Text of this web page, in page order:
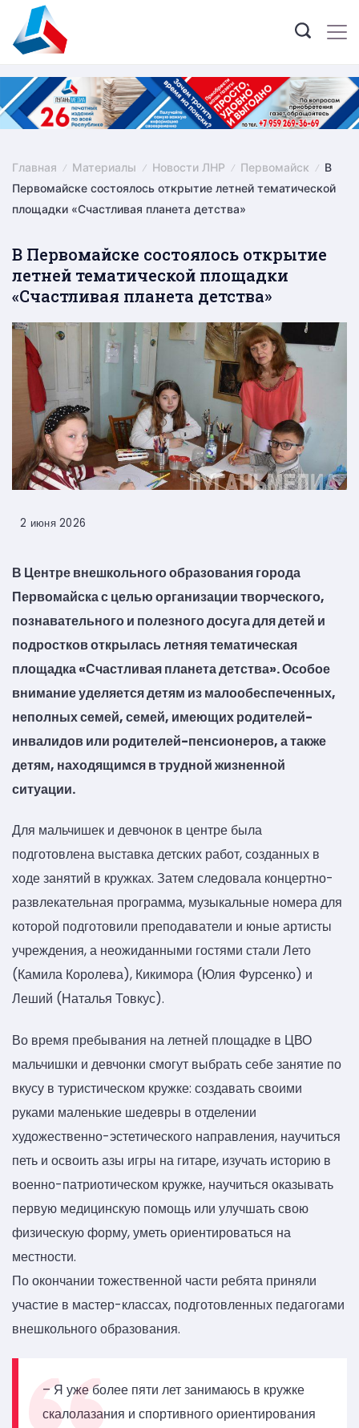
content
Главная Материалы Новости ЛНР Первомайск
В
Первомайске состоялось открытие летней тематической
площадки «Счастливая планета детства»
В Первомайске состоялось открытие
летней тематической площадки
«Счастливая планета детства»
2 июня 2026
В Центре внешкольного образования города
Первомайска с целью организации творческого,
познавательного и полезного досуга для детей и
подростков открылась летняя тематическая
площадка «Счастливая планета детства». Особое
внимание уделяется детям из малообеспеченных,
неполных семей, семей, имеющих родителей-
инвалидов или родителей-пенсионеров, а также
детям, находящимся в трудной жизненной
ситуации.
Для мальчишек и девчонок в центре была
подготовлена выставка детских работ, созданных в
ходе занятий в кружках. Затем следовала концертно-
развлекательная программа, музыкальные номера для
которой подготовили преподаватели и юные артисты
учреждения, а неожиданными гостями стали Лето
(Камила Королева), Кикимора (Юлия Фурсенко) и
Леший (Наталья Товкус).
Во время пребывания на летней площадке в ЦВО
мальчишки и девчонки смогут выбрать себе занятие по
вкусу в туристическом кружке: создавать своими
руками маленькие шедевры в отделении
художественно-эстетического направления, научиться
петь и освоить азы игры на гитаре, изучать историю в
военно-патриотическом кружке, научиться оказывать
первую медицинскую помощь или улучшать свою
физическую форму, уметь ориентироваться на
местности.
По окончании тожественной части ребята приняли
участие в мастер-классах, подготовленных педагогами
внешкольного образования.
– Я уже более пяти лет занимаюсь в кружке
скалолазания и спортивного ориентирования